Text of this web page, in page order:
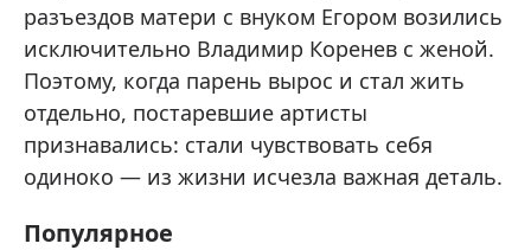
разъездов матери с внуком Егором возились
исключительно Владимир Коренев с женой.
Поэтому, когда парень вырос и стал жить
отдельно, постаревшие артисты
признавались: стали чувствовать себя
одиноко — из жизни исчезла важная деталь.
Популярное